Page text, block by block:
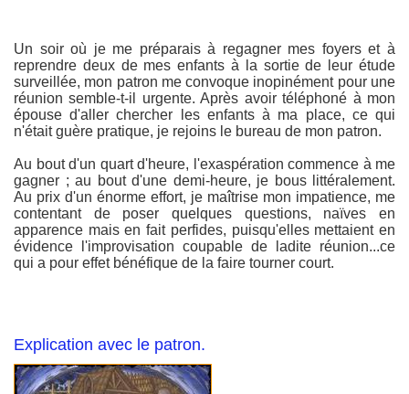
Un soir où je me préparais à regagner mes foyers et à
reprendre deux de mes enfants à la sortie de leur étude
surveillée, mon patron me convoque inopinément pour une
réunion semble-t-il urgente. Après avoir téléphoné à mon
épouse d'aller chercher les enfants à ma place, ce qui
n'était guère pratique, je rejoins le bureau de mon patron.
Au bout d'un quart d'heure, l'exaspération commence à me
gagner ; au bout d'une demi-heure, je bous littéralement.
Au prix d'un énorme effort, je maîtrise mon impatience, me
contentant de poser quelques questions, naïves en
apparence mais en fait perfides, puisqu'elles mettaient en
évidence l'improvisation coupable de ladite réunion...ce
qui a pour effet bénéfique de la faire tourner court.
Explication avec le patron.